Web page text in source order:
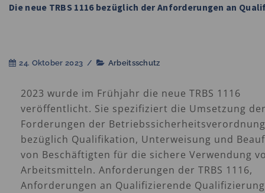
Die neue TRBS 1116 bezüglich der Anforderungen an
24. Oktober 2023 / Arbeitsschutz
2023 wurde im Frühjahr die neue TRBS 1116
veröffentlicht. Sie spezifiziert die Umsetzung
Forderungen der Betriebssicherheitsverordnung
bezüglich Qualifikation, Unterweisung und
von Beschäftigten für die sichere Verwendung
Arbeitsmitteln. Anforderungen der TRBS 1116,
Anforderungen an Qualifizierende